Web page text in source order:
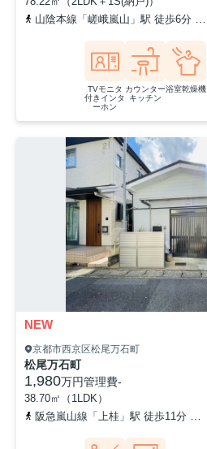
山陰本線「嵯峨嵐山」駅 徒歩6分
TVモニタ
付きインタ
ーホン
カウンター
キッチン
浴室乾燥機
NEW
京都市西京区松尾万石町
松尾万石町
1,980万円管理費-
38.70㎡（1LDK）
阪急嵐山線「上桂」駅 徒歩11分